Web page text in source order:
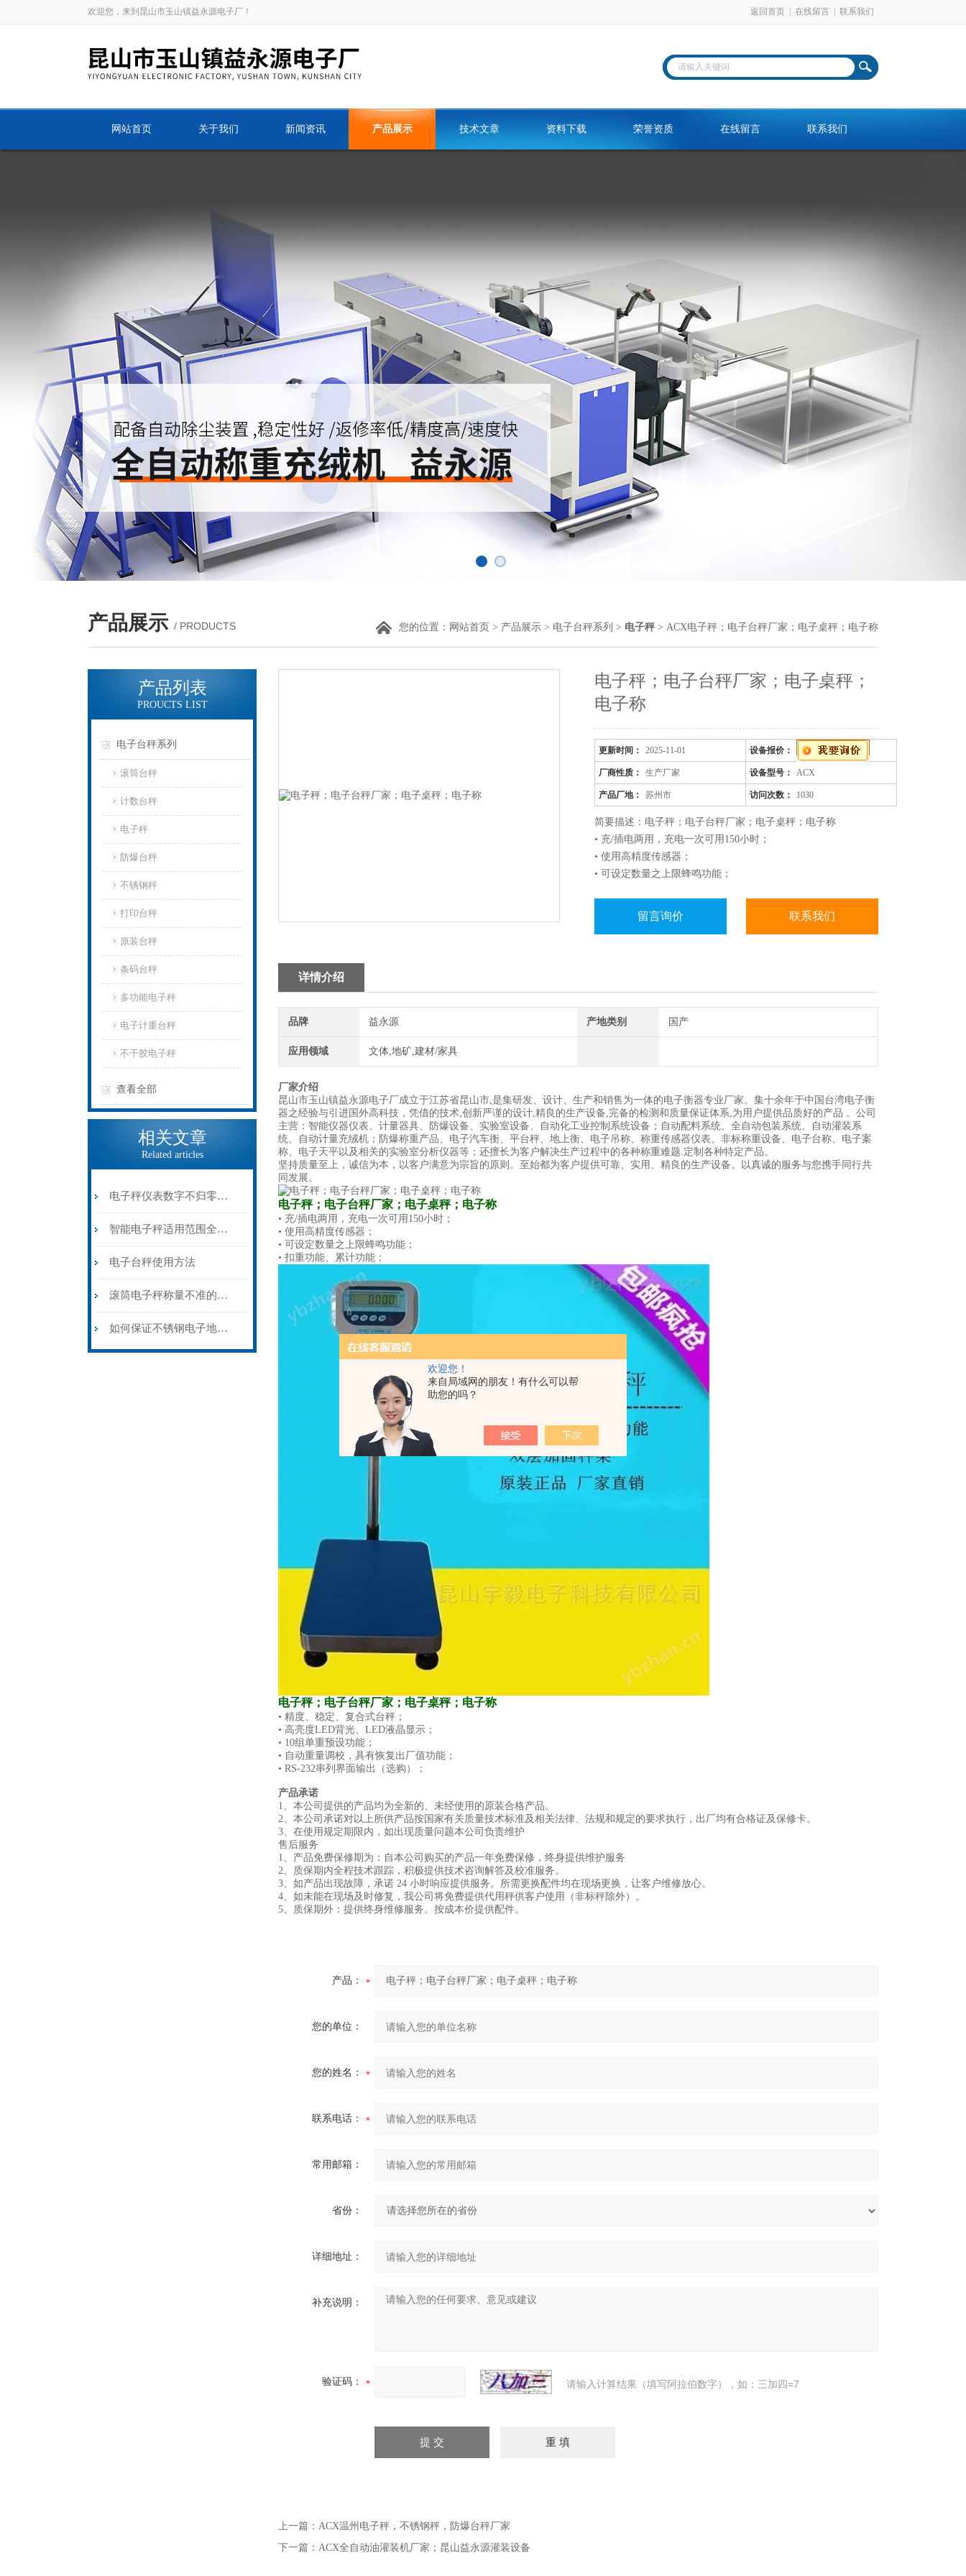
欢迎您！
来自局域网的朋友！有什么可以帮
助您的吗？
欢迎您，来到昆山市玉山镇益永源电子厂！ 返回首页 在线留言 联系我们
网站首页 关于我们 新闻资讯 产品展示 技术文章 资料下载 荣誉资质 在线留言 联系我们
产品展示 / PRODUCTS 您的位置： 网站首页 > 产品展示 > 电子台秤系列 > 电子秤 > ACX电子秤；电子台秤厂家；电子桌秤；电子称
产品列表
PROUCTS LIST
电子台秤系列
滚筒台秤
计数台秤
电子秤
防爆台秤
不锈钢秤
打印台秤
原装台秤
条码台秤
多功能电子秤
电子计重台秤
不干胶电子秤
查看全部
相关文章
Related articles
电子秤仪表数字不归零，咋办
智能电子秤适用范围全面解析
电子台秤使用方法
滚筒电子秤称量不准的原因
如何保证不锈钢电子地磅不被锈蚀？
电子秤；电子台秤厂家；电子桌秤；
电子称
更新时间： 2025-11-01 设备报价：
厂商性质： 生产厂家 设备型号： ACX
产品厂地： 苏州市 访问次数： 1030
简要描述：电子秤；电子台秤厂家；电子桌秤；电子称
• 充/插电两用，充电一次可用150小时；
• 使用高精度传感器；
• 可设定数量之上限蜂鸣功能；
留言询价 联系我们
详情介绍
品牌 益永源 产地类别 国产
应用领域 文体,地矿,建材/家具
厂家介绍
昆山市玉山镇益永源电子厂成立于江苏省昆山市,是集研发、设计、生产和销售为一体的电子衡器专业厂家。集十余年于中国台湾电子衡
器之经验与引进国外高科技，凭借的技术,创新严谨的设计,精良的生产设备,完备的检测和质量保证体系,为用户提供品质好的产品 。公司
主营：智能仪器仪表、计量器具、防爆设备、实验室设备、自动化工业控制系统设备；自动配料系统、全自动包装系统、自动灌装系
统、自动计量充绒机；防爆称重产品、电子汽车衡、平台秤、地上衡、电子吊称、称重传感器仪表、非标称重设备、电子台称、电子案
称、电子天平以及相关的实验室分析仪器等；还擅长为客户解决生产过程中的各种称重难题.定制各种特定产品。
坚持质量至上，诚信为本，以客户满意为宗旨的原则。至始都为客户提供可靠、实用、精良的生产设备。以真诚的服务与您携手同行共
同发展。
电子秤；电子台秤厂家；电子桌秤；电子称
• 充/插电两用，充电一次可用150小时；
• 使用高精度传感器；
• 可设定数量之上限蜂鸣功能；
• 扣重功能、累计功能；
电子秤；电子台秤厂家；电子桌秤；电子称
• 精度、稳定、复合式台秤；
• 高亮度LED背光、LED液晶显示；
• 10组单重预设功能；
• 自动重量调校，具有恢复出厂值功能；
• RS-232串列界面输出（选购）；
产品承诺
1、本公司提供的产品均为全新的、未经使用的原装合格产品。
2、本公司承诺对以上所供产品按国家有关质量技术标准及相关法律、法规和规定的要求执行，出厂均有合格证及保修卡。
3、在使用规定期限内，如出现质量问题本公司负责维护
售后服务
1、产品免费保修期为：自本公司购买的产品一年免费保修，终身提供维护服务
2、质保期内全程技术跟踪，积极提供技术咨询解答及校准服务。
3、如产品出现故障，承诺 24 小时响应提供服务。所需更换配件均在现场更换，让客户维修放心。
4、如未能在现场及时修复，我公司将免费提供代用秤供客户使用（非标秤除外）。
5、质保期外：提供终身维修服务。按成本价提供配件。
产品：
您的单位：
您的姓名：
联系电话：
常用邮箱：
省份：
详细地址：
补充说明：
验证码： 请输入计算结果（填写阿拉伯数字），如：三加四=7
上一篇： ACX温州电子秤，不锈钢秤，防爆台秤厂家
下一篇： ACX全自动油灌装机厂家；昆山益永源灌装设备